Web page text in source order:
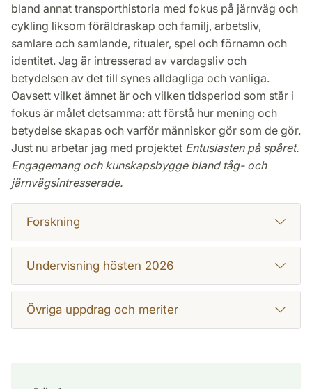
bland annat transporthistoria med fokus på järnväg och
cykling liksom föräldraskap och familj, arbetsliv,
samlare och samlande, ritualer, spel och förnamn och
identitet. Jag är intresserad av vardagsliv och
betydelsen av det till synes alldagliga och vanliga.
Oavsett vilket ämnet är och vilken tidsperiod som står i
fokus är målet detsamma: att förstå hur mening och
betydelse skapas och varför människor gör som de gör.
Just nu arbetar jag med projektet Entusiasten på spåret.
Engagemang och kunskapsbygge bland tåg- och
järnvägsintresserade.
Forskning
Undervisning hösten 2026
Övriga uppdrag och meriter